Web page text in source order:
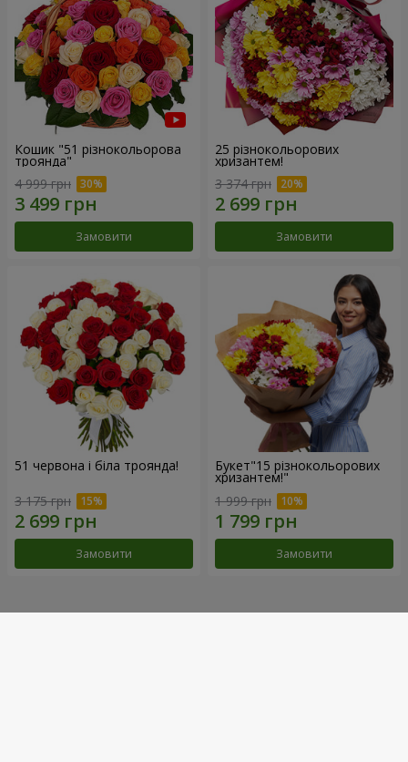
Кошик "51 різнокольорова
троянда"
4 999 грн
Замовити
25 різнокольорових
хризантем!
3 374 грн
Замовити
51 червона і біла троянда!
3 175 грн
Замовити
Букет"15 різнокольорових
хризантем!"
1 999 грн
Замовити